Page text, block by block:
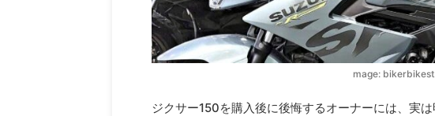
mage:
ジクサー150を購入後に後悔するオーナーには、実